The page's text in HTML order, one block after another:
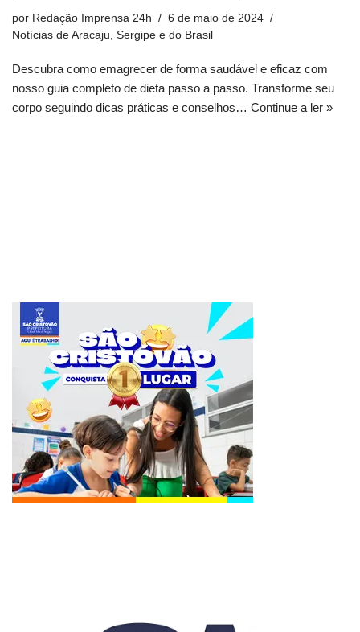
por Redação Imprensa 24h
6 de maio de 2024
Notícias de Aracaju, Sergipe e do Brasil
Descubra como emagrecer de forma saudável e eficaz com
nosso guia completo de dieta passo a passo. Transforme seu
corpo seguindo dicas práticas e conselhos… Continue a ler »